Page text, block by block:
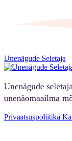
Unenägude Seletaja
Unenägude
unenäomaailma
Privaatsuspoliitika